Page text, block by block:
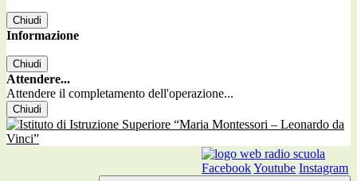
Chiudi
Informazione
Chiudi
Attendere...
Attendere il completamento dell'operazione...
Chiudi
FacebookYoutube Instagram